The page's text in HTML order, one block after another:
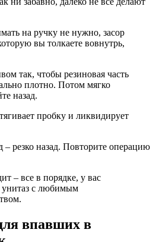
на ручку не нужно, засор
вы толкаете вовнутрь,
так, чтобы резиновая часть
плотно. Потом мягко
назад.
пробку и ликвидирует
– резко назад. Повторите операцию
– все в порядке, у вас
унитаз с любимым
впавших в